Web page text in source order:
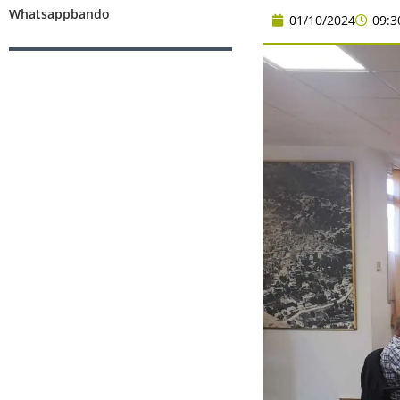
Whatsappbando
01/10/2024